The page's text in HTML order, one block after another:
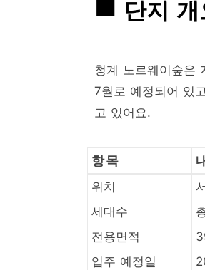
단지
청계 노르웨이숲은
7월로 예정되어 있
고 있어요.
항목
위치
세대수
전용면적
입주 예정일